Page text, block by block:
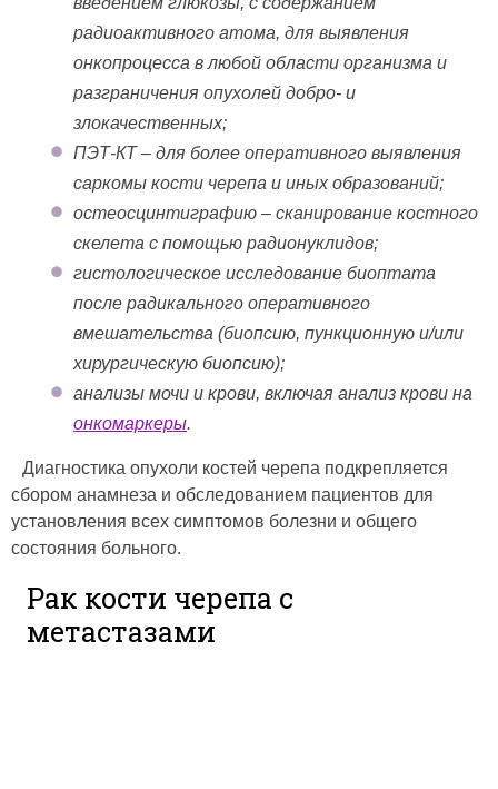
радиоактивного атома, для выявления
онкопроцесса в любой области организма и
разграничения опухолей добро- и
злокачественных;
ПЭТ-КТ – для более оперативного выявления
саркомы кости черепа и иных образований;
остеосцинтиграфию – сканирование костного
скелета с помощью радионуклидов;
гистологическое исследование биоптата
после радикального оперативного
вмешательства (биопсию, пункционную и/или
хирургическую биопсию);
анализы мочи и крови, включая анализ крови на
онкомаркеры.
Диагностика опухоли костей черепа подкрепляется
сбором анамнеза и обследованием пациентов для
установления всех симптомов болезни и общего
состояния больного.
Рак кости черепа с
метастазами